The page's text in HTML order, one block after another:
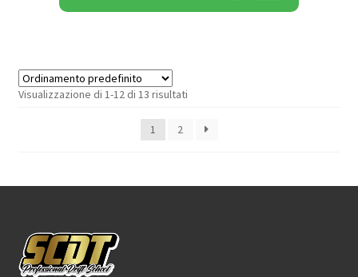
prodotto
del
Visualizzazione di 1-12 di 13 risultati
1 2